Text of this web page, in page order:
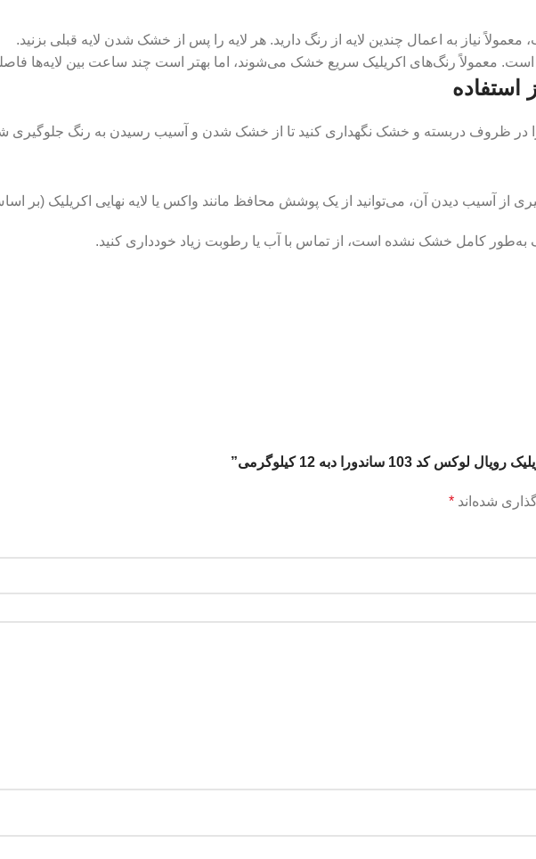
نیاز به اعمال چندین لایه از رنگ دارید. هر لایه را پس از خشک شدن لایه قبلی بزنید.
معمولاً رنگ‌های اکریلیک سریع خشک می‌شوند، اما بهتر است چند ساعت بین لایه‌ها فاصله
استفاده
را در ظروف دربسته و خشک نگهداری کنید تا از خشک شدن و آسیب رسیدن به رنگ جلوگیری
از آسیب دیدن آن، می‌توانید از یک پوشش محافظ مانند واکس یا لایه نهایی اکریلیک (بر
به‌طور کامل خشک نشده است، از تماس با آب یا رطوبت زیاد خودداری کنید.
ساندورا دبه 12 کیلوگرمی”
شده‌اند *